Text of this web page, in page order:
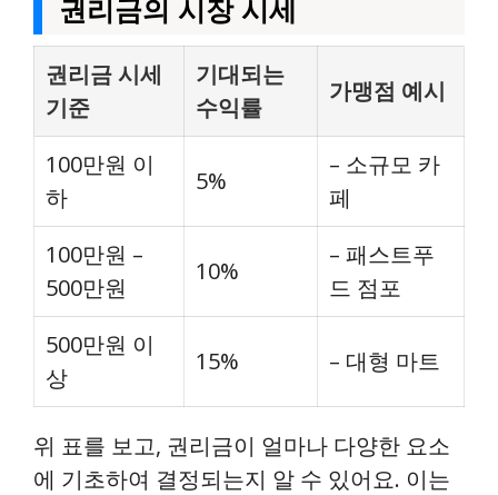
권리금의 시장 시세
권리금 시세
기준
기대되는
수익률
가맹점 예시
100만원 이
하
5%
– 소규모 카
페
100만원 –
500만원
10%
– 패스트푸
드 점포
500만원 이
상
15% – 대형 마트
위 표를 보고, 권리금이 얼마나 다양한 요소
에 기초하여 결정되는지 알 수 있어요. 이는